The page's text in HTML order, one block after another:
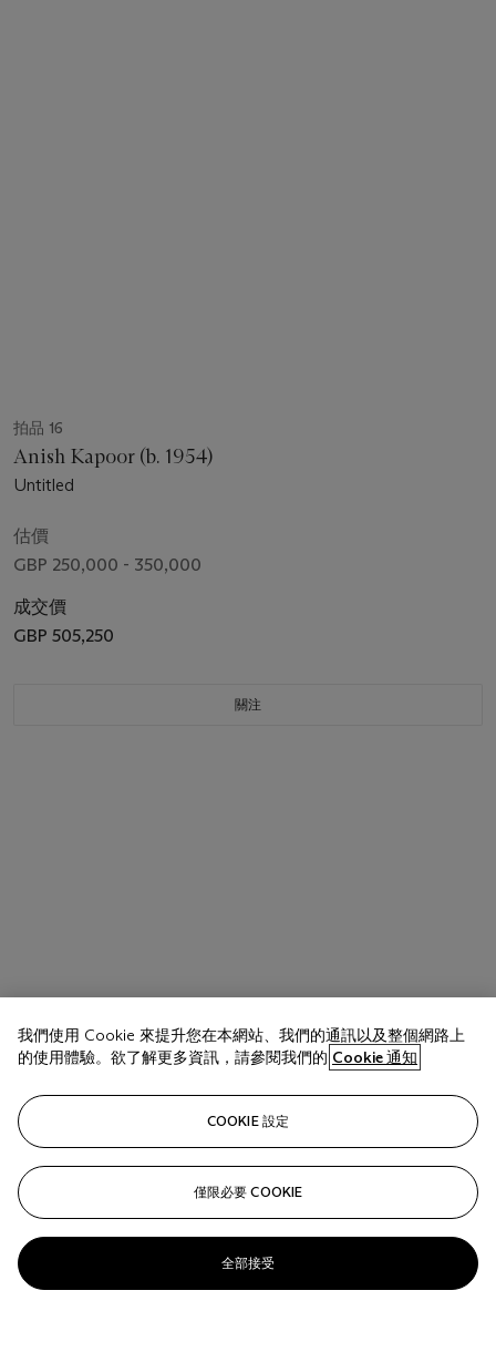
拍品 16
Anish Kapoor (b. 1954)
Untitled
估價
GBP 250,000 - 350,000
成交價
GBP 505,250
關注
我們使用 Cookie 來提升您在本網站、我們的通訊以及整個網路上
的使用體驗。欲了解更多資訊，請參閱我們的 Cookie 通知
COOKIE 設定
僅限必要 COOKIE
全部接受